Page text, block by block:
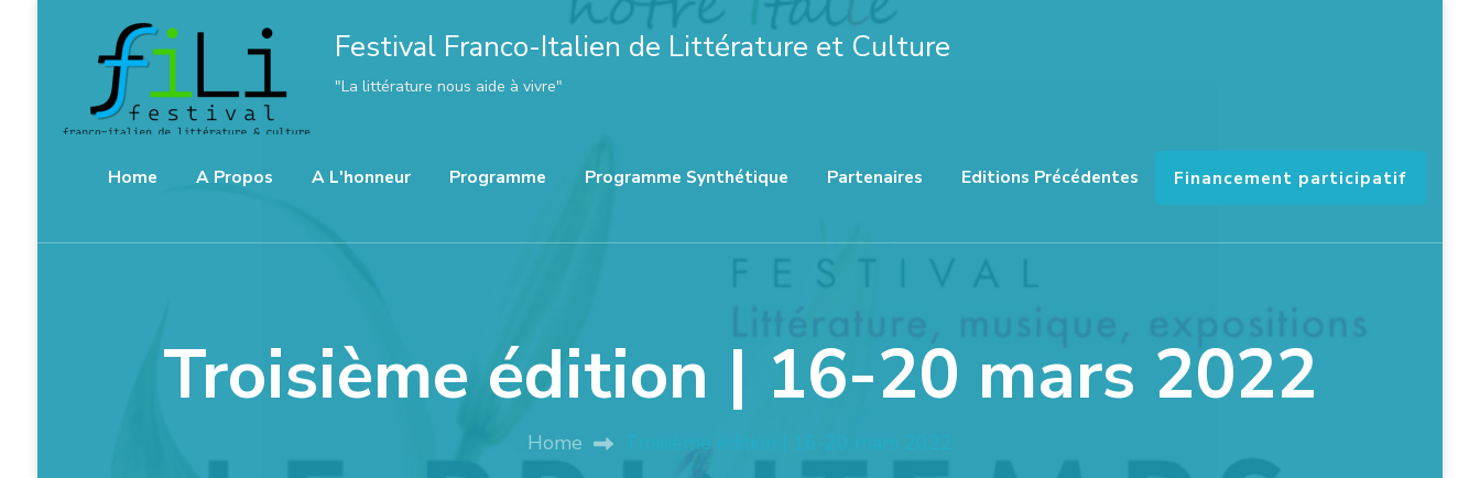
Festival Franco-Italien de Littérature et Culture
"La littérature nous aide à vivre"
Home A Propos A L'honneur Programme Programme Synthétique Partenaires Editions Précédentes Financement participatif
Troisième édition | 16-20 mars 2022
Home Troisième édition | 16-20 mars 2022